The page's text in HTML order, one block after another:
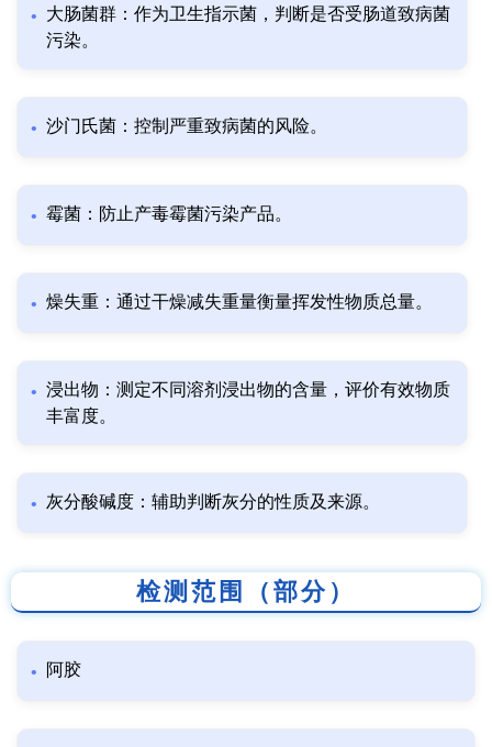
大肠菌群：作为卫生指示菌，判断是否受肠道致病菌
污染。
沙门氏菌：控制严重致病菌的风险。
霉菌：防止产毒霉菌污染产品。
燥失重：通过干燥减失重量衡量挥发性物质总量。
浸出物：测定不同溶剂浸出物的含量，评价有效物质
丰富度。
灰分酸碱度：辅助判断灰分的性质及来源。
检测范围（部分）
阿胶